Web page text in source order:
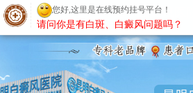
昆明白癜风医院
您好,这里是在线预约挂号平台！
请问你是有白斑、白癜风问题吗？